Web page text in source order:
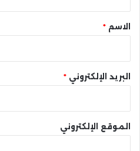
* الاسم *
البريد الإلكتروني *
الموقع الإلكتروني